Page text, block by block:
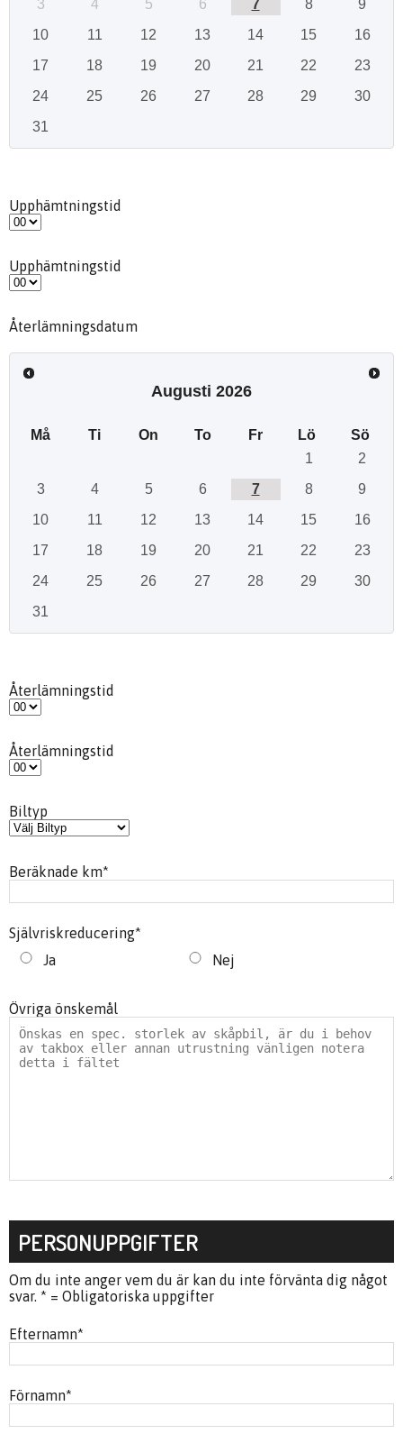
3 4 5 6 7 8
9
10
11 12 13 14 15
16
17
18 19 20 21 22
23
24
25 26 27 28 29
30
31
Upphämtningstid
Upphämtningstid
Återlämningsdatum
Augusti 2026
Må Ti On To Fr Lö
Sö
1
2
3
4 5 6 7 8
9
10
11 12 13 14 15
16
17
18 19 20 21 22
23
24
25 26 27 28 29
30
31
Återlämningstid
Återlämningstid
Biltyp
Beräknade km*
Självriskreducering*
Ja
Nej
Övriga önskemål
PERSONUPPGIFTER
Om du inte anger vem du är kan du inte förvänta dig något
svar. * = Obligatoriska uppgifter
Efternamn*
Förnamn*